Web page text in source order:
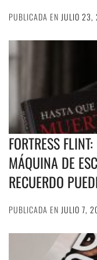
PUBLICADA EN JULIO
FORTRESS
MÁQUINA DE
RECUERDO
PUBLICADA EN JULIO 7,